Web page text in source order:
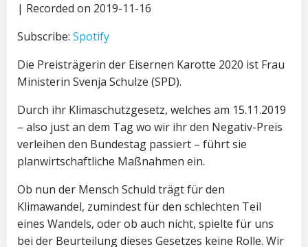
Spotify
RSS FEED
SHARE
LINK
EMBED
| Recorded on 2019-11-16
Subscribe: Spotify
Die Preisträgerin der Eisernen Karotte 2020 ist Frau
Ministerin Svenja Schulze (SPD).
Durch ihr Klimaschutzgesetz, welches am 15.11.2019
– also just an dem Tag wo wir ihr den Negativ-Preis
verleihen den Bundestag passiert – führt sie
planwirtschaftliche Maßnahmen ein.
Ob nun der Mensch Schuld trägt für den
Klimawandel, zumindest für den schlechten Teil
eines Wandels, oder ob auch nicht, spielte für uns
bei der Beurteilung dieses Gesetzes keine Rolle. Wir